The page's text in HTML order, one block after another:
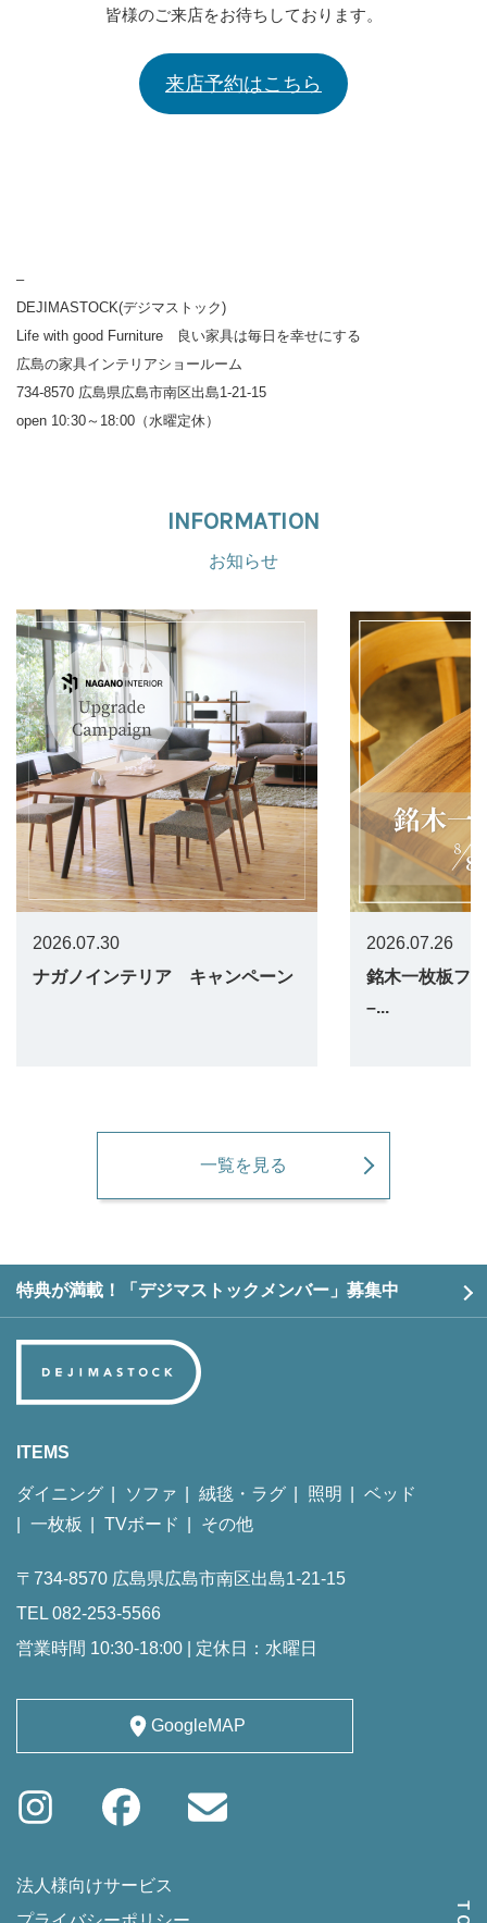
皆様のご来店をお待ちしております。
来店予約はこちら
–
DEJIMASTOCK(デジマストック)
Life with good Furniture 良い家具は毎日を幸せにする
広島の家具インテリアショールーム
734-8570 広島県広島市南区出島1-21-15
open 10:30～18:00（水曜定休）
INFORMATION
お知らせ
2026.07.30
ナガノインテリア キャンペーン
2026.07.26
銘木一枚板
–...
一覧を見る
特典が満載！「デジマストックメンバー」募集中
ITEMS
ダイニング ソファ 絨毯・ラグ 照明
ベッド
一枚板
TVボード その他
〒734-8570 広島県広島市南区出島1-21-15
TEL 082-253-5566
営業時間 10:30-18:00 | 定休日：水曜日
GoogleMAP
法人様向けサービス